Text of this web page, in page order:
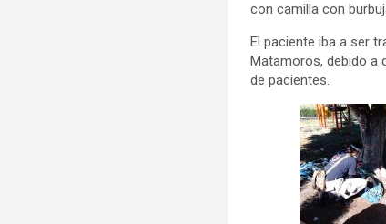
con camilla con
El paciente iba a ser
Matamoros, debido a
de pacientes.